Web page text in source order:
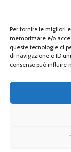
Per fornire le migliori
memorizzare e/o
queste tecnologie ci
di navigazione o ID
consenso può influire
AMICI
Powered by